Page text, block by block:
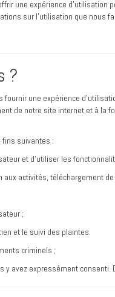
une expérience
sur l’utilisation que nous
?
une expérience
de notre site internet et à la
fins suivantes :
et d’utiliser les
activités, téléchargement
;
et le suivi des plaintes.
criminels ;
avez expressément